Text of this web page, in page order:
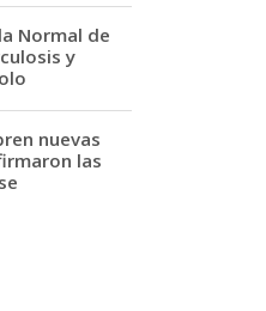
Normal de
y
nuevas
las